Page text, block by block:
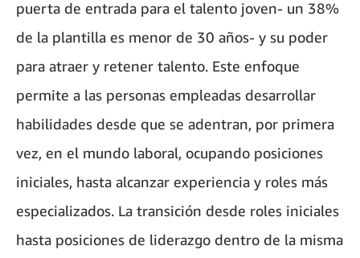
puerta de entrada para el talento joven- un 38%
de la plantilla es menor de 30 años- y su poder
para atraer y retener talento. Este enfoque
permite a las personas empleadas desarrollar
habilidades desde que se adentran, por primera
vez, en el mundo laboral, ocupando posiciones
iniciales, hasta alcanzar experiencia y roles más
especializados. La transición desde roles iniciales
hasta posiciones de liderazgo dentro de la misma